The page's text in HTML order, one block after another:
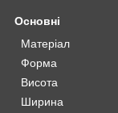
Основні
Матеріал
Форма
Висота
Ширина